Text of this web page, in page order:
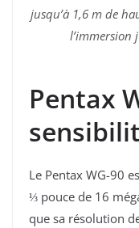
jusqu’à 1,6 m de
l’immersion
Pentax
Le Pentax WG-90
⅓ pouce de 16
que sa résolution